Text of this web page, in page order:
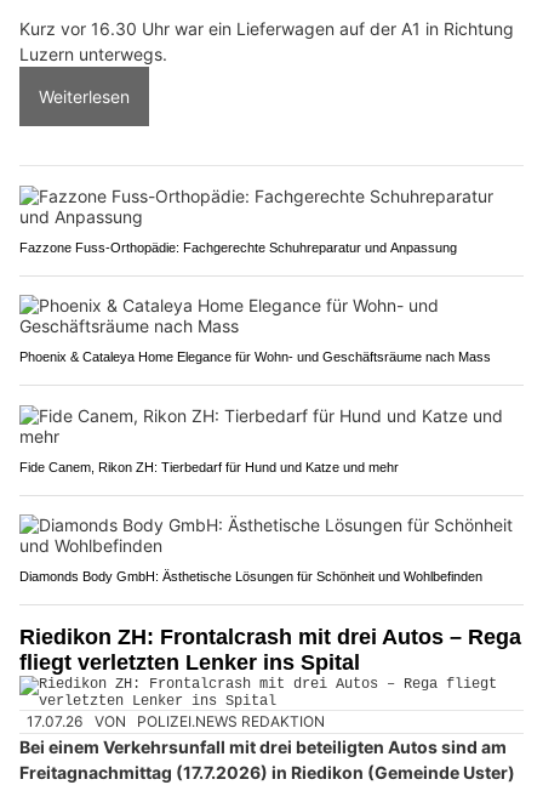
Kurz vor 16.30 Uhr war ein Lieferwagen auf der A1 in Richtung
Luzern unterwegs.
Weiterlesen
Fazzone Fuss-Orthopädie: Fachgerechte Schuhreparatur und Anpassung
Phoenix & Cataleya Home Elegance für Wohn- und Geschäftsräume nach Mass
Fide Canem, Rikon ZH: Tierbedarf für Hund und Katze und mehr
Diamonds Body GmbH: Ästhetische Lösungen für Schönheit und Wohlbefinden
Riedikon ZH: Frontalcrash mit drei Autos – Rega
fliegt verletzten Lenker ins Spital
17.07.26 VON POLIZEI.NEWS REDAKTION
Bei einem Verkehrsunfall mit drei beteiligten Autos sind am
Freitagnachmittag (17.7.2026) in Riedikon (Gemeinde Uster)